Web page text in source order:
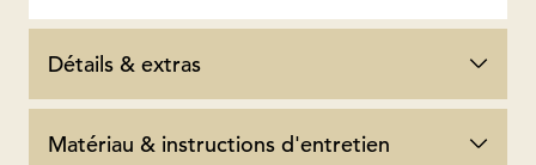
Détails & extras
Matériau & instructions d'entretien